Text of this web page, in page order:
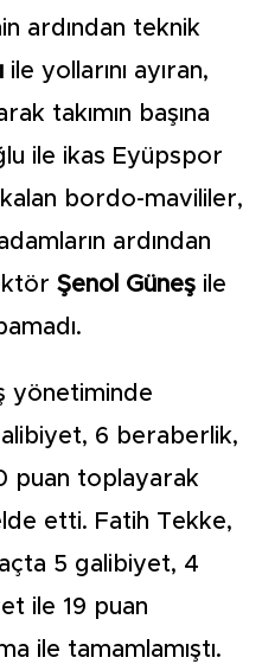
ardından teknik
ile yollarını ayıran,
takımın başına
ile ikas Eyüpspor
bordo-mavililer,
ardından
Şenol Güneş ile
yönetiminde
6 beraberlik,
puan toplayarak
etti. Fatih Tekke,
5 galibiyet, 4
ile 19 puan
ile tamamlamıştı.